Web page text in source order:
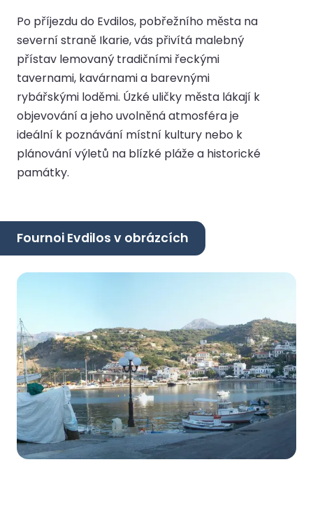
Po příjezdu do Evdilos, pobřežního města na
severní straně Ikarie, vás přivítá malebný
přístav lemovaný tradičními řeckými
tavernami, kavárnami a barevnými
rybářskými loděmi. Úzké uličky města lákají k
objevování a jeho uvolněná atmosféra je
ideální k poznávání místní kultury nebo k
plánování výletů na blízké pláže a historické
památky.
Fournoi Evdilos v obrázcích